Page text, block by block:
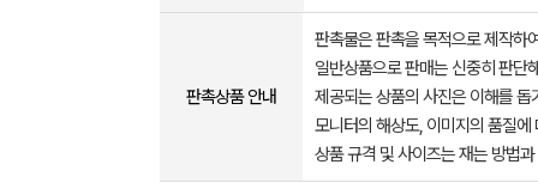
판촉상품 안내
판촉물은 판촉을 목적으로 제작하
일반상품으로 판매는 신중히 판단
제공되는 상품의 사진은 이해를
모니터의 해상도, 이미지의 품질
상품 규격 및 사이즈는 재는 방법